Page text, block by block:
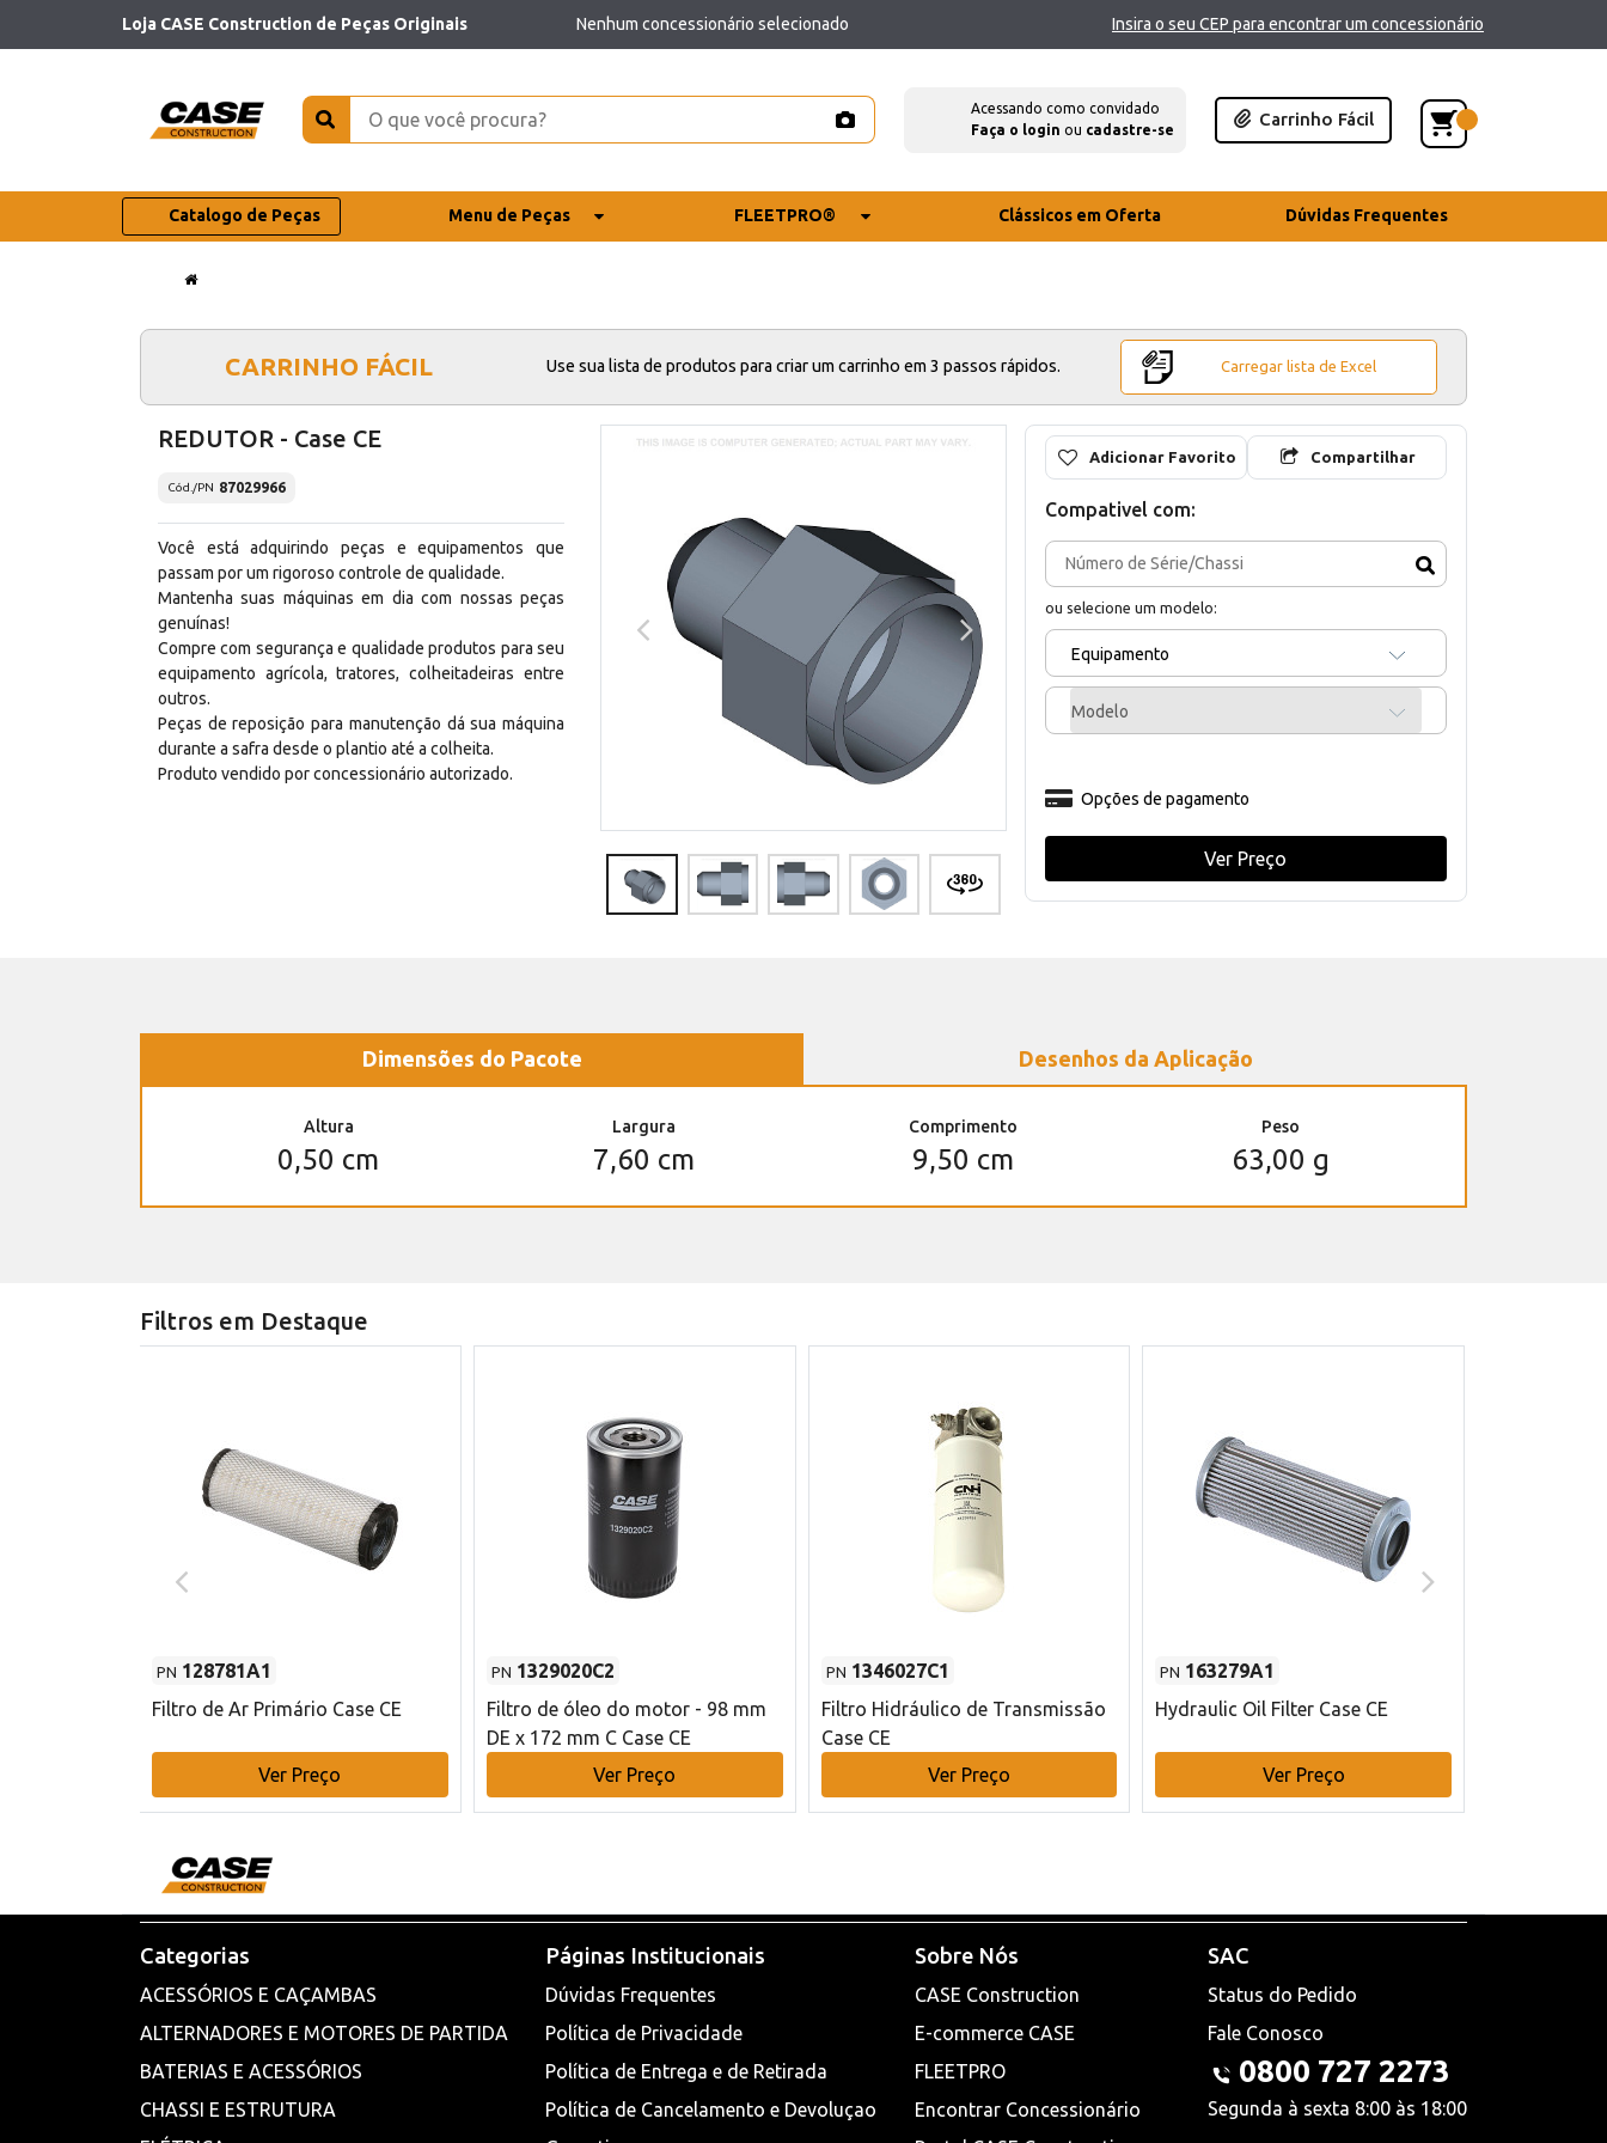
Loja CASE Construction de Peças Originais Nenhum concessionário selecionado Insira o seu CEP para encontrar um concessionário
Acessando como convidado
Faça o login ou cadastre-se
Carrinho Fácil
Catalogo de Peças Menu de Peças FLEETPRO® Clássicos em Oferta Dúvidas Frequentes
CARRINHO FÁCIL Use sua lista de produtos para criar um carrinho em 3 passos rápidos. Carregar lista de Excel
REDUTOR - Case CE
Cód./PN 87029966
Você está adquirindo peças e equipamentos que
passam por um rigoroso controle de qualidade.
Mantenha suas máquinas em dia com nossas peças
genuínas!
Compre com segurança e qualidade produtos para seu
equipamento agrícola, tratores, colheitadeiras entre
outros.
Peças de reposição para manutenção dá sua máquina
durante a safra desde o plantio até a colheita.
Produto vendido por concessionário autorizado.
Adicionar Favorito Compartilhar
Compativel com:
ou selecione um modelo:
Equipamento
Modelo
Opções de pagamento
Ver Preço
Dimensões do Pacote Desenhos da Aplicação
Altura
0,50 cm
Largura
7,60 cm
Comprimento
9,50 cm
Peso
63,00 g
Filtros em Destaque
PN 128781A1
Filtro de Ar Primário Case CE
Ver Preço
PN 1329020C2
Filtro de óleo do motor - 98 mm
DE x 172 mm C Case CE
Ver Preço
PN 1346027C1
Filtro Hidráulico de Transmissão
Case CE
Ver Preço
PN 163279A1
Hydraulic Oil Filter Case CE
Ver Preço
Categorias
ACESSÓRIOS E CAÇAMBAS
ALTERNADORES E MOTORES DE PARTIDA
BATERIAS E ACESSÓRIOS
CHASSI E ESTRUTURA
Páginas Institucionais
Dúvidas Frequentes
Política de Privacidade
Política de Entrega e de Retirada
Política de Cancelamento e Devoluçao
Sobre Nós
CASE Construction
E-commerce CASE
FLEETPRO
Encontrar Concessionário
SAC
Status do Pedido
Fale Conosco
0800 727 2273
Segunda à sexta 8:00 às 18:00